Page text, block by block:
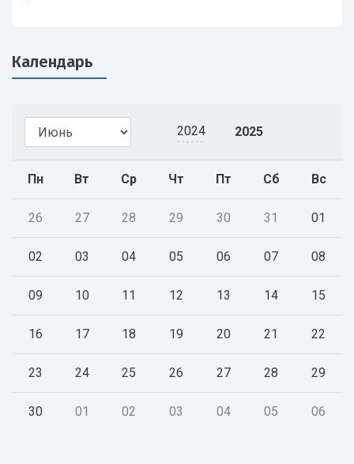
Календарь
2024 2025
Пн Вт Ср Чт Пт Сб Вс
26 27 28 29 30 31 01
02 03 04 05 06 07 08
09 10 11 12 13 14 15
16 17 18 19 20 21 22
23 24 25 26 27 28 29
30 01 02 03 04 05 06